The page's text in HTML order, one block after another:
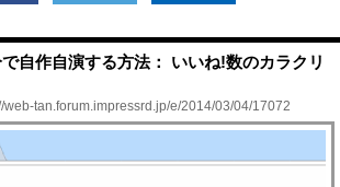
自作自演する方法： いいね!数のカラクリ
web-tan.forum.impressrd.jp/e/2014/03/04/17072